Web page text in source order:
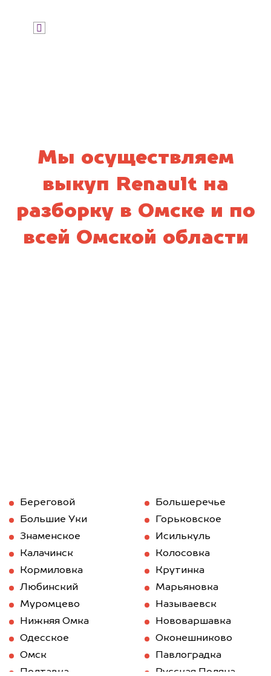
Мы осуществляем
выкуп Renault на
разборку в Омске и по
всей Омской области
Береговой
Большеречье
Большие Уки
Горьковское
Знаменское
Исилькуль
Калачинск
Колосовка
Кормиловка
Крутинка
Любинский
Марьяновка
Муромцево
Называевск
Нижняя Омка
Нововаршавка
Одесское
Оконешниково
Омск
Павлоградка
Полтавка
Русская Поляна